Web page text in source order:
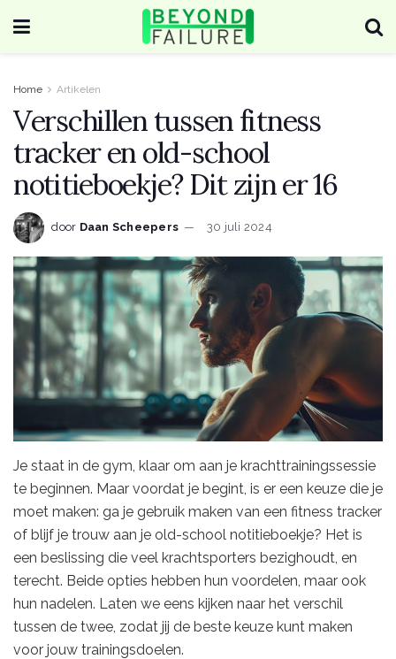
Home Artikelen
Verschillen tussen fitness
tracker en old-school
notitieboekje? Dit zijn er 16
door Daan Scheepers 30 juli 2024
Je staat in de gym, klaar om aan je krachttrainingssessie
te beginnen. Maar voordat je begint, is er een keuze die je
moet maken: ga je gebruik maken van een fitness tracker
of blijf je trouw aan je old-school notitieboekje? Het is
een beslissing die veel krachtsporters bezighoudt, en
terecht. Beide opties hebben hun voordelen, maar ook
hun nadelen. Laten we eens kijken naar het verschil
tussen de twee, zodat jij de beste keuze kunt maken
voor jouw trainingsdoelen.